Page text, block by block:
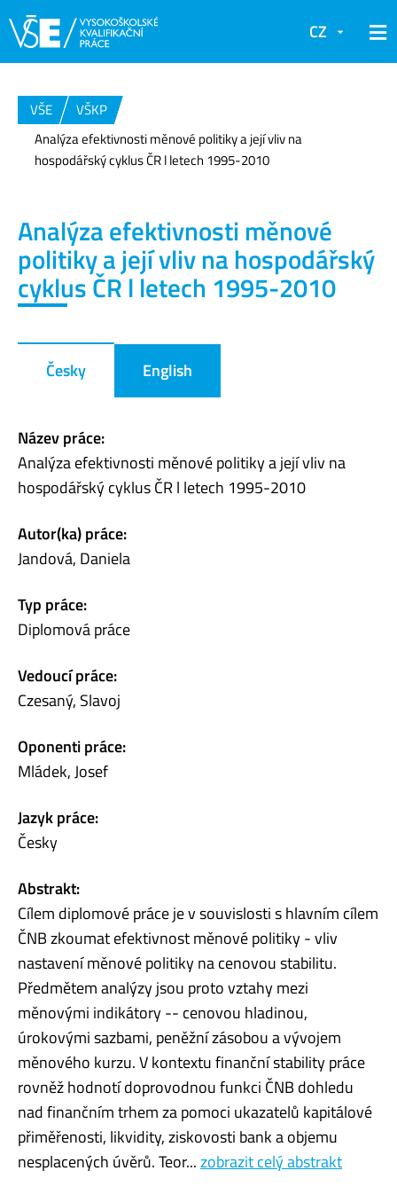
CZ
VŠE
VŠKP
Analýza efektivnosti měnové politiky a její vliv na
hospodářský cyklus ČR l letech 1995-2010
Analýza efektivnosti měnové
politiky a její vliv na hospodářský
cyklus ČR l letech 1995-2010
Česky English
Název práce:
Analýza efektivnosti měnové politiky a její vliv na
hospodářský cyklus ČR l letech 1995-2010
Autor(ka) práce:
Jandová, Daniela
Typ práce:
Diplomová práce
Vedoucí práce:
Czesaný, Slavoj
Oponenti práce:
Mládek, Josef
Jazyk práce:
Česky
Abstrakt:
Cílem diplomové práce je v souvislosti s hlavním cílem
ČNB zkoumat efektivnost měnové politiky - vliv
nastavení měnové politiky na cenovou stabilitu.
Předmětem analýzy jsou proto vztahy mezi
měnovými indikátory -- cenovou hladinou,
úrokovými sazbami, peněžní zásobou a vývojem
měnového kurzu. V kontextu finanční stability práce
rovněž hodnotí doprovodnou funkci ČNB dohledu
nad finančním trhem za pomoci ukazatelů kapitálové
přiměřenosti, likvidity, ziskovosti bank a objemu
nesplacených úvěrů. Teor...zobrazit celý abstrakt